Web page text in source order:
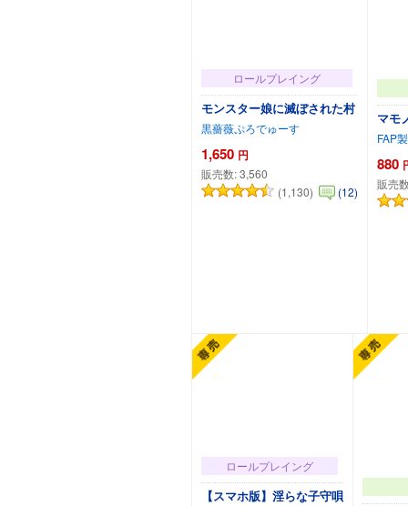
ロールプレイング
モンスター娘に滅ぼされた村
黒薔薇ぷろでゅーす
1,650 円
販売数:3,560
(1,130)
(12)
マモ
FAP
880
販売
ロールプレイング
【スマホ版】淫らな子守唄